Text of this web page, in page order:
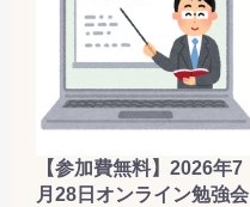
【参加費無料】2026年7
月28日オンライン勉強会